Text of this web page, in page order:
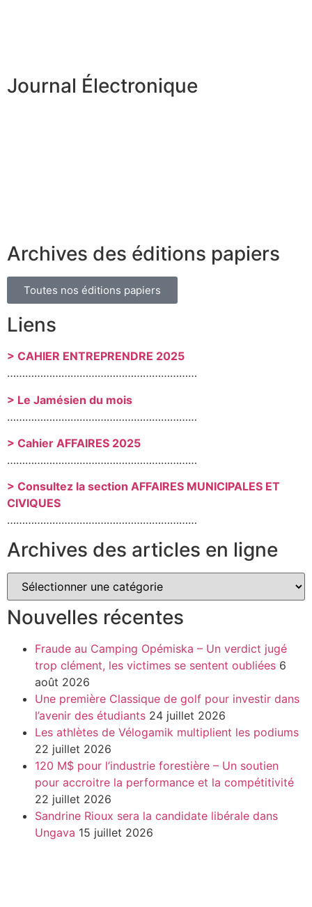
Journal Électronique
Archives des éditions papiers
Toutes nos éditions papiers
Liens
> CAHIER ENTREPRENDRE 2025
………………………………………………………
> Le Jamésien du mois
………………………………………………………
> Cahier AFFAIRES 2025
………………………………………………………
> Consultez la section AFFAIRES MUNICIPALES ET
CIVIQUES
………………………………………………………
Archives des articles en ligne
Nouvelles récentes
Fraude au Camping Opémiska – Un verdict jugé
trop clément, les victimes se sentent oubliées 6
août 2026
Une première Classique de golf pour investir dans
l’avenir des étudiants 24 juillet 2026
Les athlètes de Vélogamik multiplient les podiums
22 juillet 2026
120 M$ pour l’industrie forestière – Un soutien
pour accroitre la performance et la compétitivité
22 juillet 2026
Sandrine Rioux sera la candidate libérale dans
Ungava 15 juillet 2026